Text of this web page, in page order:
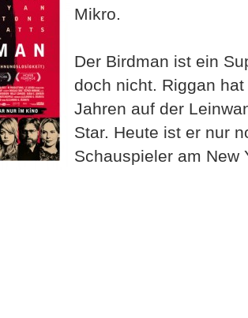
Mikro.
Der Birdman ist ein
doch nicht. Riggan
Jahren auf der
Star. Heute ist er nur
Schauspieler am